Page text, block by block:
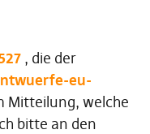
, die der
eu-
Mitteilung, welche
bitte an den